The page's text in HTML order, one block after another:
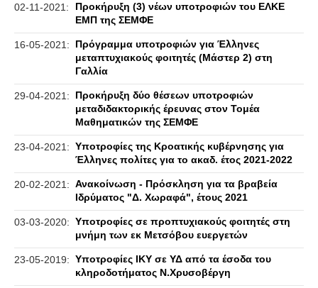
02-11-2021:
Προκήρυξη (3) νέων υποτροφιών του ΕΛΚΕ
ΕΜΠ της ΣΕΜΦΕ
16-05-2021:
Πρόγραμμα υποτροφιών για Έλληνες
μεταπτυχιακούς φοιτητές (Mάστερ 2) στη
Γαλλία
29-04-2021:
Προκήρυξη δύο θέσεων υποτροφιών
μεταδιδακτορικής έρευνας στον Τομέα
Μαθηματικών της ΣΕΜΦΕ
23-04-2021: Υποτροφίες της Κροατικής κυβέρνησης για
Έλληνες πολίτες για το ακαδ. έτος 2021-2022
20-02-2021: Ανακοίνωση - Πρόσκληση για τα βραβεία
Ιδρύματος "Δ. Χωραφά", έτους 2021
03-03-2020: Υποτροφίες σε προπτυχιακούς φοιτητές στη
μνήμη των εκ Μετσόβου ευεργετών
23-05-2019: Υποτροφίες ΙΚΥ σε ΥΔ από τα έσοδα του
κληροδοτήματος Ν.Χρυσοβέργη